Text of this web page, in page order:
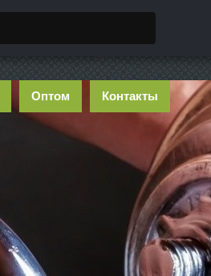
Оптом Контакты